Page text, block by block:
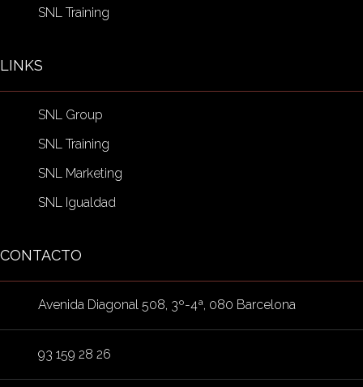
SNL Training
LINKS
SNL Group
SNL Training
SNL Marketing
SNL Igualdad
CONTACTO
Avenida Diagonal 508, 3º-4ª, 080 Barcelona
93 159 28 26